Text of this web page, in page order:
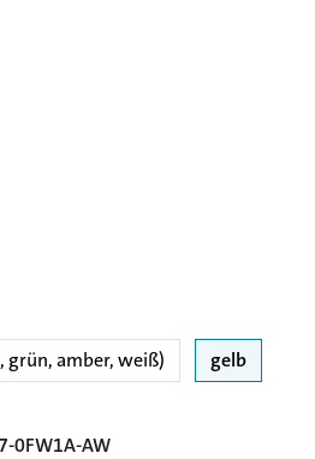
grün, amber, weiß) gelb
0FW1A-AW